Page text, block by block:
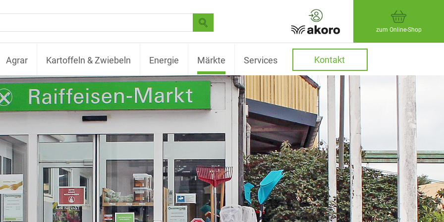
zum Online-Shop
Agrar Kartoffeln & Zwiebeln Energie Märkte Services Kontakt